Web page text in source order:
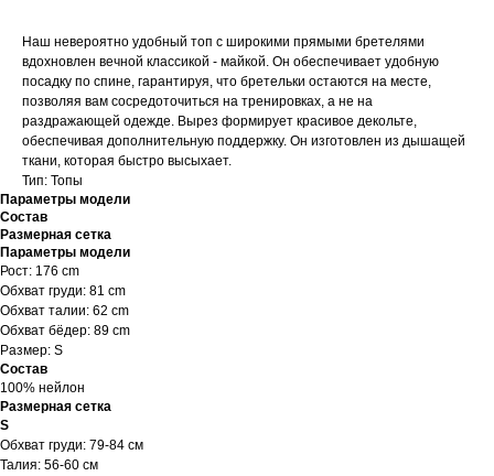
Наш невероятно удобный топ с широкими прямыми бретелями
вдохновлен вечной классикой - майкой. Он обеспечивает удобную
посадку по спине, гарантируя, что бретельки остаются на месте,
позволяя вам сосредоточиться на тренировках, а не на
раздражающей одежде. Вырез формирует красивое декольте,
обеспечивая дополнительную поддержку. Он изготовлен из дышащей
ткани, которая быстро высыхает.
Тип: Топы
Параметры модели
Состав
Размерная сетка
Параметры модели
Рост: 176 cm
Обхват груди: 81 cm
Обхват талии: 62 cm
Обхват бёдер: 89 cm
Размер: S
Состав
100% нейлон
Размерная сетка
S
Обхват груди: 79-84 см
Талия: 56-60 см